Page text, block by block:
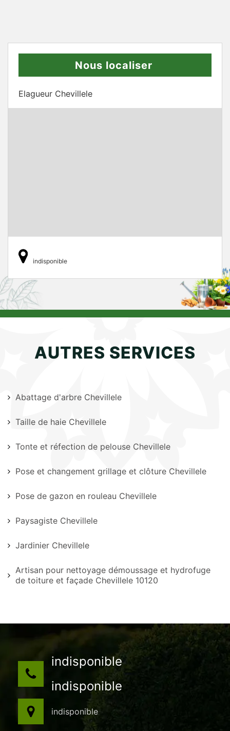
Nous localiser
Elagueur Chevillele
indisponible
AUTRES SERVICES
Abattage d'arbre Chevillele
Taille de haie Chevillele
Tonte et réfection de pelouse Chevillele
Pose et changement grillage et clôture Chevillele
Pose de gazon en rouleau Chevillele
Paysagiste Chevillele
Jardinier Chevillele
Artisan pour nettoyage démoussage et hydrofuge
de toiture et façade Chevillele 10120
indisponible
indisponible
indisponible